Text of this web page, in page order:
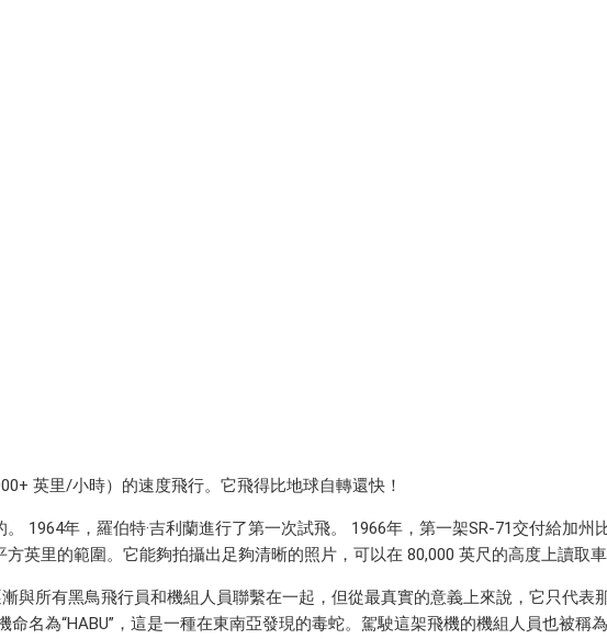
英里/小時）的速度飛行。它飛得比地球自轉還快！
1964年，羅伯特·吉利蘭進行了第一次試飛。 1966年，第一架SR-71交付給加州
英里的範圍。它能夠拍攝出足夠清晰的照片，可以在 80,000 英尺的高度上讀取車
與所有黑鳥飛行員和機組人員聯繫在一起，但從最真實的意義上來說，它只代表
命名為“HABU”，這是一種在東南亞發現的毒蛇。駕駛這架飛機的機組人員也被稱